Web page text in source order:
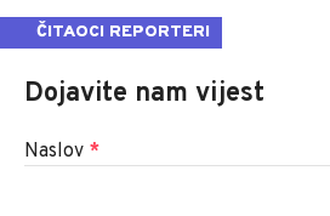
ČITAOCI REPORTERI
Dojavite nam vijest
Naslov *